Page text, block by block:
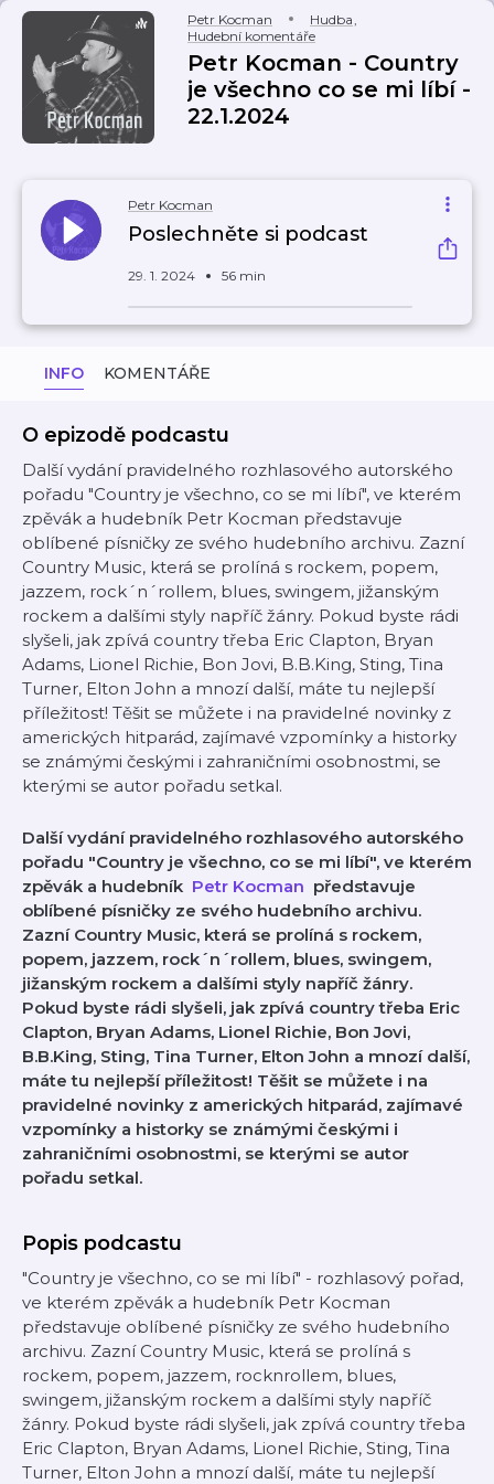
Petr Kocman Hudba,
Hudební komentáře
Petr Kocman - Country
je všechno co se mi líbí -
22.1.2024
Petr Kocman
Poslechněte si podcast
29. 1. 2024 56 min
INFO KOMENTÁŘE
O epizodě podcastu
Další vydání pravidelného rozhlasového autorského
pořadu "Country je všechno, co se mi líbí", ve kterém
zpěvák a hudebník ⁠⁠⁠⁠⁠⁠⁠⁠⁠⁠⁠⁠⁠⁠⁠Petr Kocman⁠⁠⁠⁠⁠⁠⁠⁠⁠⁠⁠⁠⁠⁠⁠ představuje
oblíbené písničky ze svého hudebního archivu. Zazní
Country Music, která se prolíná s rockem, popem,
jazzem, rock´n´rollem, blues, swingem, jižanským
rockem a dalšími styly napříč žánry. Pokud byste rádi
slyšeli, jak zpívá country třeba Eric Clapton, Bryan
Adams, Lionel Richie, Bon Jovi, B.B.King, Sting, Tina
Turner, Elton John a mnozí další, máte tu nejlepší
příležitost! Těšit se můžete i na pravidelné novinky z
amerických hitparád, zajímavé vzpomínky a historky
se známými českými i zahraničními osobnostmi, se
kterými se autor pořadu setkal.
Další vydání pravidelného rozhlasového autorského
pořadu "Country je všechno, co se mi líbí", ve kterém
zpěvák a hudebník Petr Kocman představuje
oblíbené písničky ze svého hudebního archivu.
Zazní Country Music, která se prolíná s rockem,
popem, jazzem, rock´n´rollem, blues, swingem,
jižanským rockem a dalšími styly napříč žánry.
Pokud byste rádi slyšeli, jak zpívá country třeba Eric
Clapton, Bryan Adams, Lionel Richie, Bon Jovi,
B.B.King, Sting, Tina Turner, Elton John a mnozí další,
máte tu nejlepší příležitost! Těšit se můžete i na
pravidelné novinky z amerických hitparád, zajímavé
vzpomínky a historky se známými českými i
zahraničními osobnostmi, se kterými se autor
pořadu setkal.
Popis podcastu
"Country je všechno, co se mi líbí" - rozhlasový pořad,
ve kterém zpěvák a hudebník Petr Kocman
představuje oblíbené písničky ze svého hudebního
archivu. Zazní Country Music, která se prolíná s
rockem, popem, jazzem, rocknrollem, blues,
swingem, jižanským rockem a dalšími styly napříč
žánry. Pokud byste rádi slyšeli, jak zpívá country třeba
Eric Clapton, Bryan Adams, Lionel Richie, Sting, Tina
Turner, Elton John a mnozí další, máte tu nejlepší